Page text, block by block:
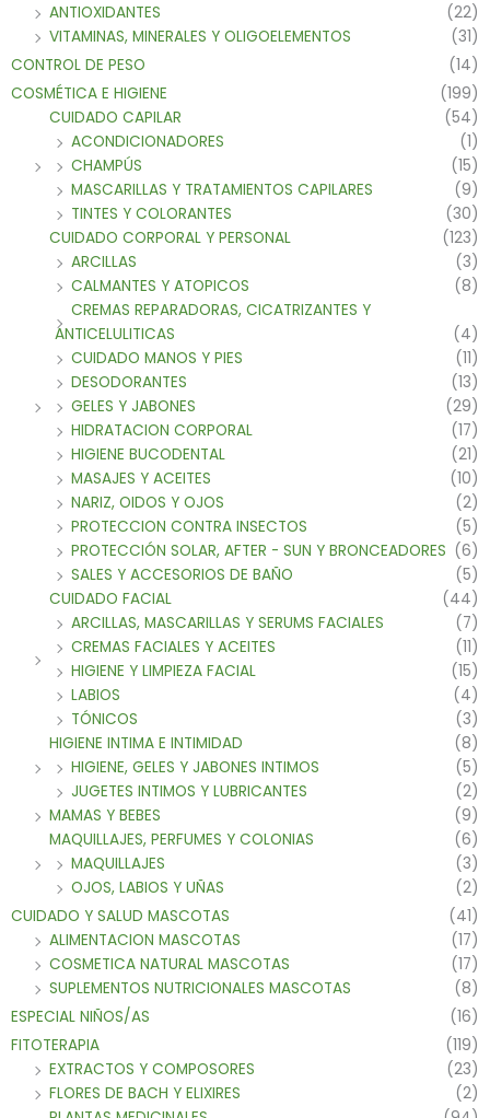
ANTIOXIDANTES
(22)
VITAMINAS, MINERALES Y OLIGOELEMENTOS
(31)
CONTROL DE PESO
(14)
COSMÉTICA E HIGIENE
(199)
CUIDADO CAPILAR
(54)
ACONDICIONADORES
(1)
CHAMPÚS
(15)
MASCARILLAS Y TRATAMIENTOS CAPILARES
(9)
TINTES Y COLORANTES
(30)
CUIDADO CORPORAL Y PERSONAL
(123)
ARCILLAS
(3)
CALMANTES Y ATOPICOS
(8)
CREMAS REPARADORAS, CICATRIZANTES Y
ANTICELULITICAS
(4)
CUIDADO MANOS Y PIES
(11)
DESODORANTES
(13)
GELES Y JABONES
(29)
HIDRATACION CORPORAL
(17)
HIGIENE BUCODENTAL
(21)
MASAJES Y ACEITES
(10)
NARIZ, OIDOS Y OJOS
(2)
PROTECCION CONTRA INSECTOS
(5)
PROTECCIÓN SOLAR, AFTER - SUN Y BRONCEADORES (6)
SALES Y ACCESORIOS DE BAÑO
(5)
CUIDADO FACIAL
(44)
ARCILLAS, MASCARILLAS Y SERUMS FACIALES
(7)
CREMAS FACIALES Y ACEITES
(11)
HIGIENE Y LIMPIEZA FACIAL
(15)
LABIOS
(4)
TÓNICOS
(3)
HIGIENE INTIMA E INTIMIDAD
(8)
HIGIENE, GELES Y JABONES INTIMOS
(5)
JUGETES INTIMOS Y LUBRICANTES
(2)
MAMAS Y BEBES
(9)
MAQUILLAJES, PERFUMES Y COLONIAS
(6)
MAQUILLAJES
(3)
OJOS, LABIOS Y UÑAS
(2)
CUIDADO Y SALUD MASCOTAS
(41)
ALIMENTACION MASCOTAS
(17)
COSMETICA NATURAL MASCOTAS
(17)
SUPLEMENTOS NUTRICIONALES MASCOTAS
(8)
ESPECIAL NIÑOS/AS
(16)
FITOTERAPIA
(119)
EXTRACTOS Y COMPOSORES
(23)
FLORES DE BACH Y ELIXIRES
(2)